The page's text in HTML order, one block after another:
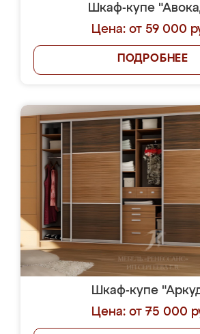
Шкаф-купе
Цена: от 59 000
ПОДРОБНЕЕ
Шкаф-купе
Цена: от 75 000